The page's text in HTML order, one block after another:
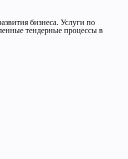
бизнеса. Услуги по
тендерные процессы в